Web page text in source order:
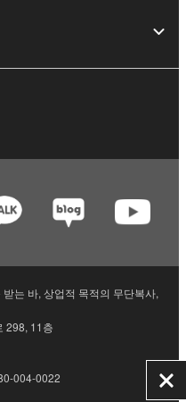
닫
는 바, 상업적 목적의 무단복사,
298, 11층
004-0022